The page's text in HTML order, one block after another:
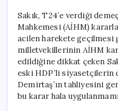
Sakık, T24’e verdiği
Mahkemesi (AİHM)
acilen harekete geçilmesi
milletvekillerinin AİHM
edildiğine dikkat çeken
eski HDP’li siyasetçilerin
Demirtaş’ın tahliyesini
bu karar hala